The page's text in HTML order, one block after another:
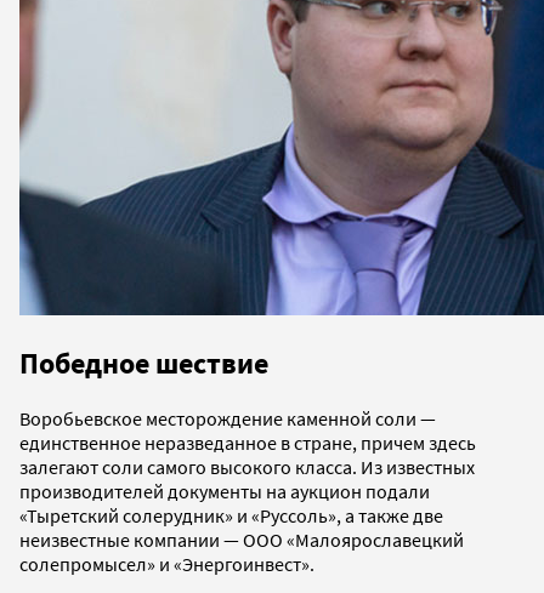
Победное шествие
Воробьевское месторождение каменной соли —
единственное неразведанное в стране, причем здесь
залегают соли самого высокого класса. Из известных
производителей документы на аукцион подали
«Тыретский солерудник» и «Руссоль», а также две
неизвестные компании — ООО «Малоярославецкий
солепромысел» и «Энергоинвест».